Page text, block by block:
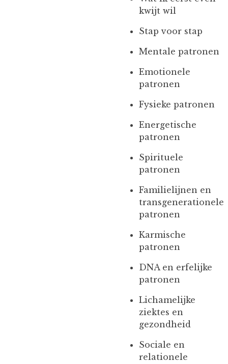
kwijt wil
Stap voor stap
Mentale patronen
Emotionele
patronen
Fysieke patronen
Energetische
patronen
Spirituele
patronen
Familielijnen en
transgenerationele
patronen
Karmische
patronen
DNA en erfelijke
patronen
Lichamelijke
ziektes en
gezondheid
Sociale en
relationele